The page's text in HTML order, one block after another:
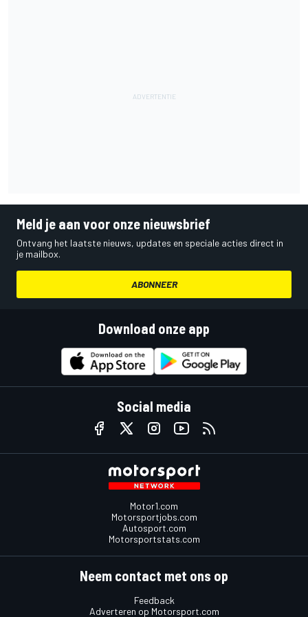
Meld je aan voor onze nieuwsbrief
Ontvang het laatste nieuws, updates en speciale acties direct in
je mailbox.
ABONNEER
Download onze app
Social media
Motor1.com
Motorsportjobs.com
Autosport.com
Motorsportstats.com
Neem contact met ons op
Feedback
Adverteren op Motorsport.com